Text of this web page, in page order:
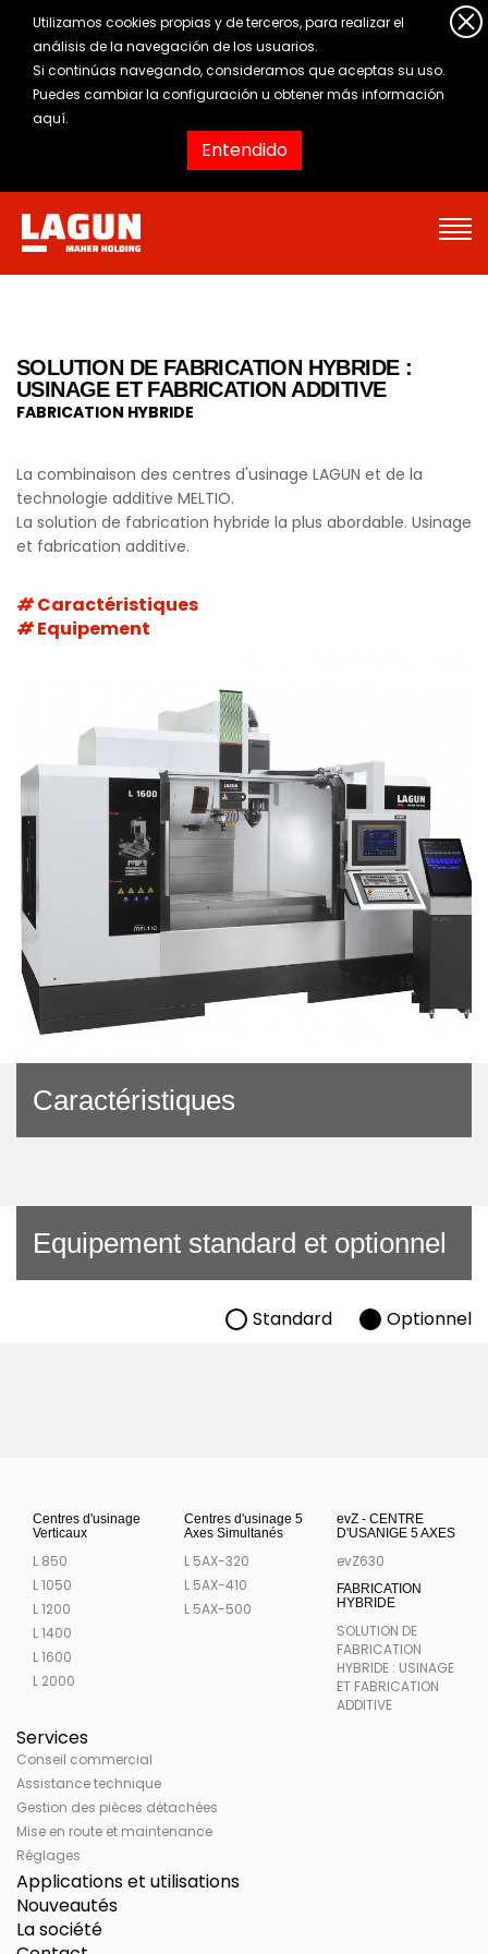
Utilizamos cookies propias y de terceros, para realizar el
análisis de la navegación de los usuarios.
Si continúas navegando, consideramos que aceptas su uso.
Puedes cambiar la configuración u obtenermás información
aquí.
Entendido
SOLUTION DE FABRICATION HYBRIDE :
USINAGE ET FABRICATION ADDITIVE
FABRICATION HYBRIDE
La combinaison des centres d'usinage LAGUN et de la
technologie additive MELTIO.
La solution de fabrication hybride la plus abordable. Usinage
et fabrication additive.
Caractéristiques
Equipement
Caractéristiques
Equipement standard et optionnel
Standard Optionnel
Centres d'usinage
Verticaux
L 850
L 1050
L 1200
L 1400
L 1600
L 2000
Centres d'usinage 5
Axes Simultanés
L 5AX-320
L 5AX-410
L 5AX-500
evZ - CENTRE
D'USANIGE 5 AXES
evZ630
FABRICATION
HYBRIDE
SOLUTION DE
FABRICATION
HYBRIDE : USINAGE
ET FABRICATION
ADDITIVE
Services
Conseil commercial
Assistance technique
Gestion des pièces détachées
Mise en route et maintenance
Réglages
Applications et utilisations
Nouveautés
La société